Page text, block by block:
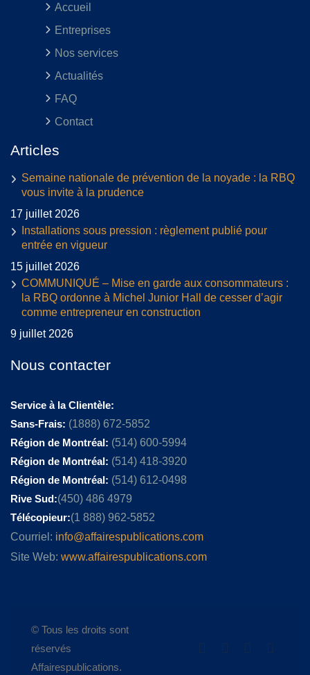
Accueil
Entreprises
Nos services
Actualités
FAQ
Contact
Articles
Semaine nationale de prévention de la noyade : la RBQ
vous invite à la prudence
17 juillet 2026
Installations sous pression : règlement publié pour
entrée en vigueur
15 juillet 2026
COMMUNIQUÉ – Mise en garde aux consommateurs :
la RBQ ordonne à Michel Junior Hall de cesser d’agir
comme entrepreneur en construction
9 juillet 2026
Nous contacter
Service à la Clientèle:
Sans-Frais: (1888) 672-5852
Région de Montréal: (514) 600-5994
Région de Montréal: (514) 418-3920
Région de Montréal: (514) 612-0498
Rive Sud:(450) 486 4979
Télécopieur:(1 888) 962-5852
Courriel: info@affairespublications.com
Site Web: www.affairespublications.com
© Tous les droits sont
réservés
Affairespublications.